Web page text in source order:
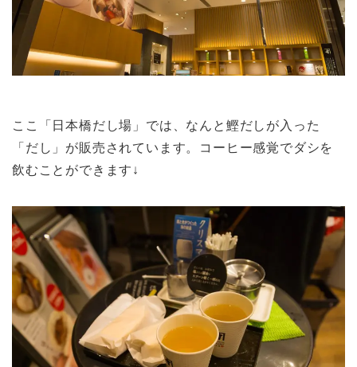
ここ「日本橋だし場」では、なんと鰹だしが入った
「だし」が販売されています。コーヒー感覚でダシを
飲むことができます↓